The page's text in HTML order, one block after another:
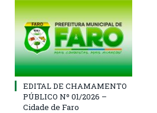
EDITAL DE CHAMAMENTO
PÚBLICO Nº 01/2026 –
Cidade de Faro